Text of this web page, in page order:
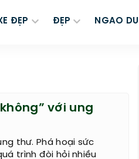
ĐẸP ĐẸP NGAO DU
với ung
thư. Phá hoại sức
trình đòi hỏi nhiều